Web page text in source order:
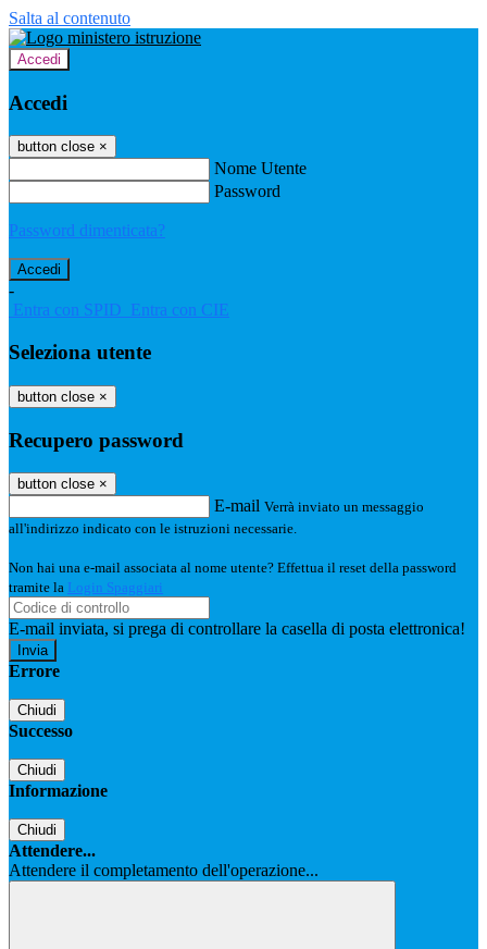
Salta al contenuto
Accedi
Accedi
button close ×
Nome Utente
Password
Password dimenticata?
-
Entra con SPID Entra con CIE
Seleziona utente
button close ×
Recupero password
button close ×
E-mail Verrà inviato un messaggio
all'indirizzo indicato con le istruzioni necessarie.
Non hai una e-mail associata al nome utente? Effettua il reset della password
tramite la Login Spaggiari
E-mail inviata, si prega di controllare la casella di posta elettronica!
Errore
Chiudi
Successo
Chiudi
Informazione
Chiudi
Attendere...
Attendere il completamento dell'operazione...